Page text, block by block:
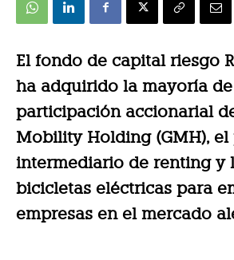
El fondo de capital riesgo
ha adquirido la mayoría
participación accionarial
Mobility Holding (GMH),
intermediario de renting y
bicicletas eléctricas para
empresas en el mercado